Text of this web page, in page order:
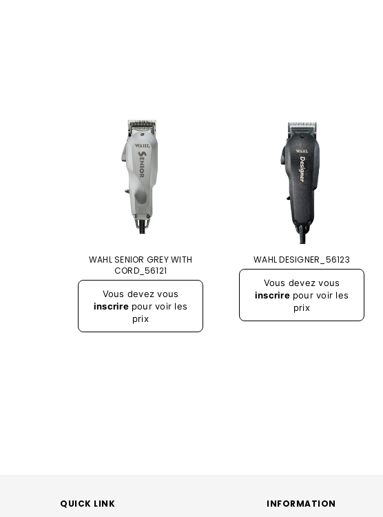
WAHL SENIOR GREY WITH
CORD_56121
Prix
régulierVous devez vous
inscrirepour voir les
prix
WAHL DESIGNER_56123
Prix
régulierVous devez vous
inscrirepour voir les
prix
QUICK LINK INFORMATION